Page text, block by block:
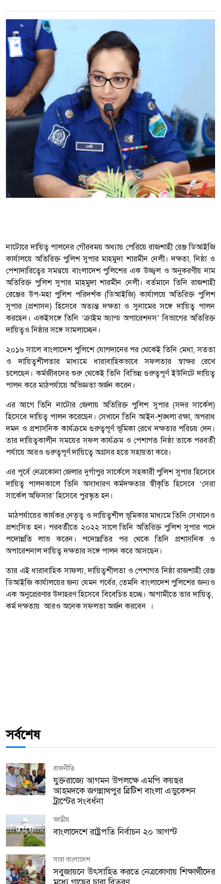
নাটোরে দায়িত্ব পালনের গৌরবময় অধ্যায় পেরিয়ে রাজশাহী রেঞ্জ ডিআইজি
কার্যালয়ে অতিরিক্ত পুলিশ সুপার মাহমুদা শারমীন নেলী। দক্ষতা, নিষ্ঠা ও
পেশাদারিত্বের সমন্বয়ে বাংলাদেশ পুলিশের এক উজ্জ্বল ও অনুকরণীয় নাম
অতিরিক্ত পুলিশ সুপার মাহমুদা শারমীন নেলী। বর্তমানে তিনি রাজশাহী
রেঞ্জের উপ-মহা পুলিশ পরিদর্শক (ডিআইজি) কার্যালয়ে অতিরিক্ত পুলিশ
সুপার (প্রশাসন) হিসেবে অত্যন্ত দক্ষতা ও সুনামের সঙ্গে দায়িত্ব পালন
করছেন। একইসঙ্গে তিনি ‘ক্রাইম অ্যান্ড অপারেশনস’ বিভাগের অতিরিক্ত
দায়িত্বও নিষ্ঠার সঙ্গে সামলাচ্ছেন।
২০১৬ সালে বাংলাদেশ পুলিশে যোগদানের পর থেকেই তিনি মেধা, সততা
ও দায়িত্বশীলতার মাধ্যমে ধারাবাহিকভাবে সফলতার স্বাক্ষর রেখে
চলেছেন। কর্মজীবনের শুরু থেকেই তিনি বিভিন্ন গুরুত্বপূর্ণ ইউনিটে দায়িত্ব
পালন করে মাঠপর্যায়ে অভিজ্ঞতা অর্জন করেন।
এর আগে তিনি নাটোর জেলায় অতিরিক্ত পুলিশ সুপার (সদর সার্কেল)
হিসেবে দায়িত্ব পালন করেছেন। সেখানে তিনি আইন-শৃঙ্খলা রক্ষা, অপরাধ
দমন ও প্রশাসনিক কার্যক্রমে গুরুত্বপূর্ণ ভূমিকা রেখে দক্ষতার পরিচয় দেন।
তার দায়িত্বকালীন সময়ের সফল কার্যক্রম ও পেশাগত নিষ্ঠা তাকে পরবর্তী
পর্যায়ে আরও গুরুত্বপূর্ণ দায়িত্বে অগ্রসর হতে সহায়তা করে।
এর পূর্বে নেত্রকোনা জেলার দুর্গাপুর সার্কেলে সহকারী পুলিশ সুপার হিসেবে
দায়িত্ব পালনকালে তিনি অসাধারণ কর্মদক্ষতার স্বীকৃতি হিসেবে ‘সেরা
সার্কেল অফিসার’ হিসেবে পুরস্কৃত হন।
মাঠপর্যায়ের কার্যকর নেতৃত্ব ও দায়িত্বশীল ভূমিকার মাধ্যমে তিনি সেখানেও
প্রশংসিত হন। পরবর্তীতে ২০২২ সালে তিনি অতিরিক্ত পুলিশ সুপার পদে
পদোন্নতি লাভ করেন। পদোন্নতির পর থেকে তিনি প্রশাসনিক ও
অপারেশনাল দায়িত্ব দক্ষতার সঙ্গে পালন করে আসছেন।
তার এই ধারাবাহিক সাফল্য, দায়িত্বশীলতা ও পেশাগত নিষ্ঠা রাজশাহী রেঞ্জ
ডিআইজি কার্যালয়ের জন্য যেমন গর্বের, তেমনি বাংলাদেশ পুলিশের জন্যও
এক অনুপ্রেরণার উদাহরণ হিসেবে বিবেচিত হচ্ছে। আগামীতে তার দায়িত্ব,
কর্ম দক্ষতায় আরও অনেক সফলতা অর্জন করবেন ।
সর্বশেষ
রাজনীতি
যুক্তরাজ্যে আগমন উপলক্ষে এমপি কয়ছর
আহমদকে জগন্নাথপুর ব্রিটিশ বাংলা এডুকেশন
ট্রাস্টের সংবর্ধনা
জাতীয়
বাংলাদেশে রাষ্ট্রপতি নির্বাচন ২০ আগস্ট
সারা বাংলাদেশ
সবুজায়নে উৎসাহিত করতে নেত্রকোণায় শিক্ষার্থীদের